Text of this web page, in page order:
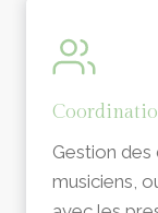
Gestion des
musiciens,